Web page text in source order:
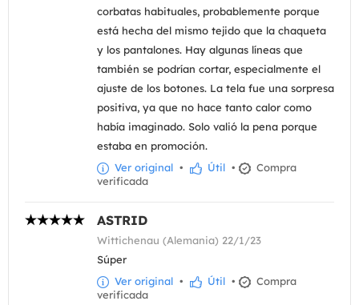
corbatas habituales, probablemente porque
está hecha del mismo tejido que la chaqueta
y los pantalones. Hay algunas líneas que
también se podrían cortar, especialmente el
ajuste de los botones. La tela fue una sorpresa
positiva, ya que no hace tanto calor como
había imaginado. Solo valió la pena porque
estaba en promoción.
Ver original • Útil •
Compra
verificada
ASTRID
Wittichenau (Alemania) 22/1/23
Súper
Ver original • Útil •
Compra
verificada